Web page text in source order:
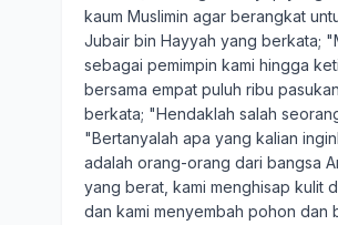
kaum Muslimin agar berangkat
Jubair bin Hayyah yang berkata;
sebagai pemimpin kami hingga
bersama empat puluh ribu
berkata; "Hendaklah salah
"Bertanyalah apa yang kalian
adalah orang-orang dari bangsa
yang berat, kami menghisap kulit
dan kami menyembah pohon dan